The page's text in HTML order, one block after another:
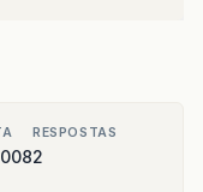
RESPOSTAS
2